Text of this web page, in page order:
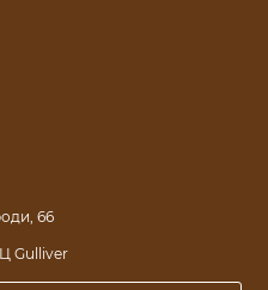
66
Gulliver